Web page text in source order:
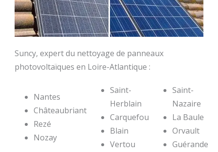
Suncy, expert du nettoyage de panneaux
photovoltaïques en Loire-Atlantique :
Nantes
Châteaubriant
Rezé
Nozay
Saint-
Herblain
Carquefou
Blain
Vertou
Saint-
Nazaire
La Baule
Orvault
Guérande